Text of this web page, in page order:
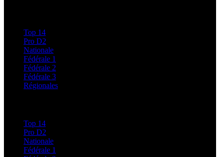
Top 14
Pro D2
Nationale
Fédérale 1
Fédérale 2
Fédérale 3
Régionales
Top 14
Pro D2
Nationale
Fédérale 1